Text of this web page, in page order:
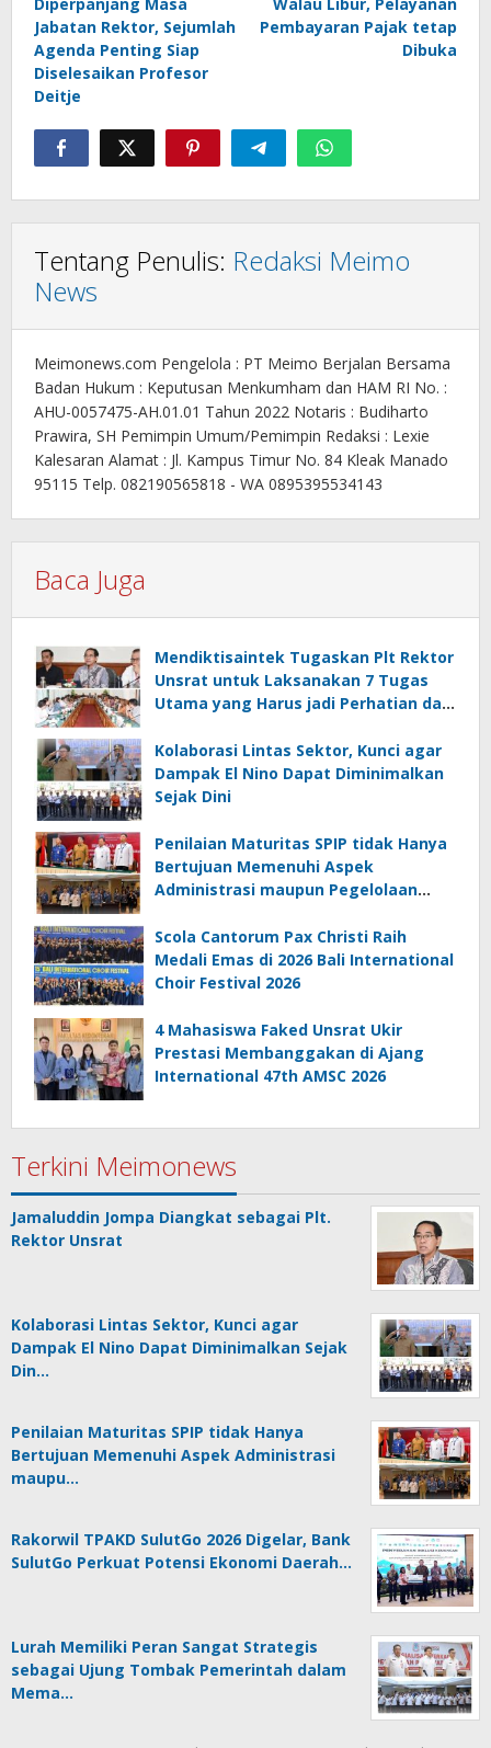
pos
Jabatan Rektor, Sejumlah
Agenda Penting Siap
Diselesaikan Profesor
Deitje
Pembayaran Pajak tetap
Dibuka
Tentang Penulis: Redaksi Meimo
News
Meimonews.com Pengelola : PT Meimo Berjalan Bersama
Badan Hukum : Keputusan Menkumham dan HAM RI No. :
AHU-0057475-AH.01.01 Tahun 2022 Notaris : Budiharto
Prawira, SH Pemimpin Umum/Pemimpin Redaksi : Lexie
Kalesaran Alamat : Jl. Kampus Timur No. 84 Kleak Manado
95115 Telp. 082190565818 - WA 0895395534143
Baca Juga
Mendiktisaintek Tugaskan Plt Rektor
Unsrat untuk Laksanakan 7 Tugas
Utama yang Harus jadi Perhatian dan
Kolaborasi Lintas Sektor, Kunci agar
Dampak El Nino Dapat Diminimalkan
Sejak Dini
Penilaian Maturitas SPIP tidak Hanya
Bertujuan Memenuhi Aspek
Administrasi maupun Pegelolaan
Scola Cantorum Pax Christi Raih
Medali Emas di 2026 Bali International
Choir Festival 2026
4 Mahasiswa Faked Unsrat Ukir
Prestasi Membanggakan di Ajang
International 47th AMSC 2026
Terkini Meimonews
Jamaluddin Jompa Diangkat sebagai Plt.
Rektor Unsrat
Kolaborasi Lintas Sektor, Kunci agar
Dampak El Nino Dapat Diminimalkan Sejak
Din…
Penilaian Maturitas SPIP tidak Hanya
Bertujuan Memenuhi Aspek Administrasi
maupu…
Rakorwil TPAKD SulutGo 2026 Digelar, Bank
SulutGo Perkuat Potensi Ekonomi Daerah…
Lurah Memiliki Peran Sangat Strategis
sebagai Ujung Tombak Pemerintah dalam
Mema…